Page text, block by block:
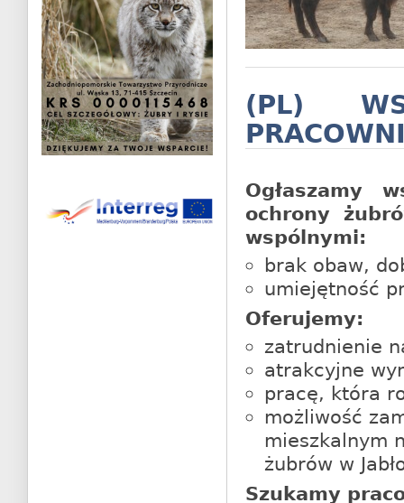
(PL)
Ogłaszamy
ochrony
wspólnymi:
brak obaw,
umiejętność
Oferujemy:
zatrudnienie
atrakcyjne
pracę, która
możliwość
mieszkalnym
żubrów w
Szukamy